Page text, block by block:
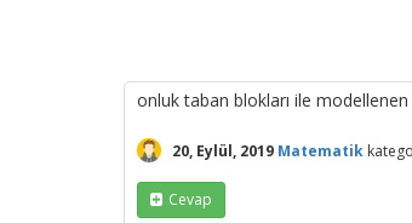
onluk taban blokları ile modellenen
20, Eylül, 2019 Matematik
Cevap